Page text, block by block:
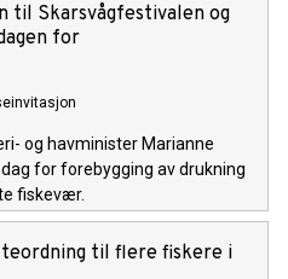
til Skarsvågfestivalen og
for
og havminister Marianne
for forebygging av drukning
fiskevær.
til flere fiskere i